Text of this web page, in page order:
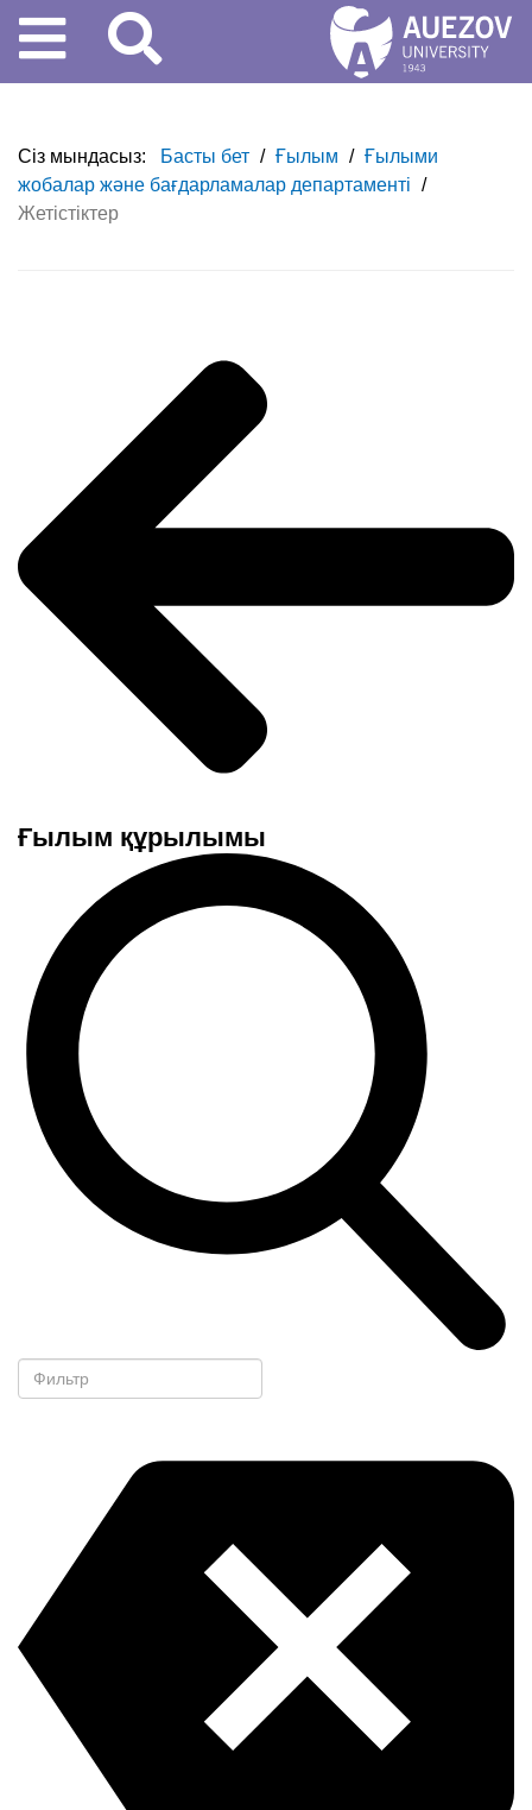
Сіз мындасыз: Басты бет / Ғылым / Ғылыми
жобалар және бағдарламалар департаменті /
Жетістіктер
Ғылым құрылымы